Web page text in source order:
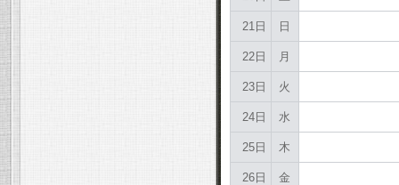
21日 日
22日 月
23日 火
24日 水
25日 木
26日 金